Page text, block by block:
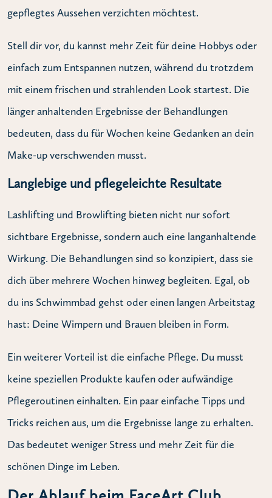
gepflegtes Aussehen verzichten möchtest.
Stell dir vor, du kannst mehr Zeit für deine Hobbys oder
einfach zum Entspannen nutzen, während du trotzdem
mit einem frischen und strahlenden Look startest. Die
länger anhaltenden Ergebnisse der Behandlungen
bedeuten, dass du für Wochen keine Gedanken an dein
Make-up verschwenden musst.
Langlebige und pflegeleichte Resultate
Lashlifting und Browlifting bieten nicht nur sofort
sichtbare Ergebnisse, sondern auch eine langanhaltende
Wirkung. Die Behandlungen sind so konzipiert, dass sie
dich über mehrere Wochen hinweg begleiten. Egal, ob
du ins Schwimmbad gehst oder einen langen Arbeitstag
hast: Deine Wimpern und Brauen bleiben in Form.
Ein weiterer Vorteil ist die einfache Pflege. Du musst
keine speziellen Produkte kaufen oder aufwändige
Pflegeroutinen einhalten. Ein paar einfache Tipps und
Tricks reichen aus, um die Ergebnisse lange zu erhalten.
Das bedeutet weniger Stress und mehr Zeit für die
schönen Dinge im Leben.